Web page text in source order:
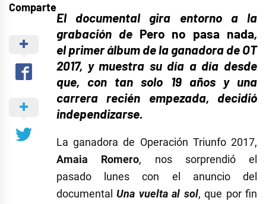
Comparte
El documental gira entorno a la
grabación de Pero no pasa nada,
el primer álbum de la ganadora de OT
2017, y muestra su día a día desde
que, con tan solo 19 años y una
carrera recién empezada, decidió
independizarse.
La ganadora de Operación Triunfo 2017,
Amaia Romero, nos sorprendió el
pasado lunes con el anuncio del
documental Una vuelta al sol, que por fin